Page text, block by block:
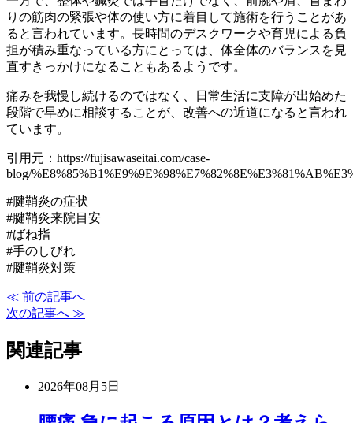
りの筋肉の緊張や体の使い方に着目して施術を行うことがあ
ると言われています。長時間のデスクワークや育児による負
担が積み重なっている方にとっては、体全体のバランスを見
直すきっかけになることもあるようです。
痛みを我慢し続けるのではなく、日常生活に支障が出始めた
段階で早めに相談することが、改善への近道になると言われ
ています。
引用元：https://fujisawaseitai.com/case-
blog/
#腱鞘炎の症状
#腱鞘炎来院目安
#ばね指
#手のしびれ
#腱鞘炎対策
≪ 前の記事へ
次の記事へ ≫
関連記事
2026年08月5日